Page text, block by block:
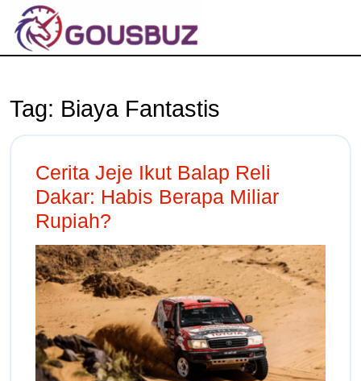
Tag: Biaya Fantastis
Cerita Jeje Ikut Balap Reli
Dakar: Habis Berapa Miliar
Rupiah?